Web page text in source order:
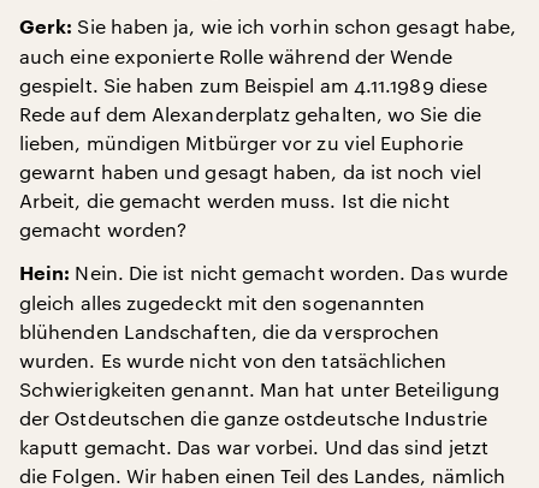
Gerk: Sie haben ja, wie ich vorhin schon gesagt habe,
auch eine exponierte Rolle während der Wende
gespielt. Sie haben zum Beispiel am 4.11.1989 diese
Rede auf dem Alexanderplatz gehalten, wo Sie die
lieben, mündigen Mitbürger vor zu viel Euphorie
gewarnt haben und gesagt haben, da ist noch viel
Arbeit, die gemacht werden muss. Ist die nicht
gemacht worden?
Hein: Nein. Die ist nicht gemacht worden. Das wurde
gleich alles zugedeckt mit den sogenannten
blühenden Landschaften, die da versprochen
wurden. Es wurde nicht von den tatsächlichen
Schwierigkeiten genannt. Man hat unter Beteiligung
der Ostdeutschen die ganze ostdeutsche Industrie
kaputt gemacht. Das war vorbei. Und das sind jetzt
die Folgen. Wir haben einen Teil des Landes, nämlich